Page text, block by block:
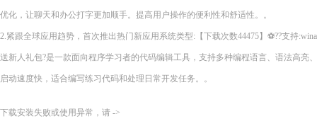
优化，让聊天和办公打字更加顺手。提高用户操作的便利性和舒适性。。
2.紧跟全球应用趋势，首次推出热门新应用系统类型:【下载次数44475】⚽??支持
送新人礼包?是一款面向程序学习者的代码编辑工具，支持多种编程语言、语法高亮
启动速度快，适合编写练习代码和处理日常开发任务。。
下载安装失败或使用异常，请 ->